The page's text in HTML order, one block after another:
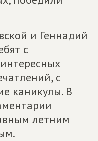
и Геннадий
с
с
каникулы. В
летним